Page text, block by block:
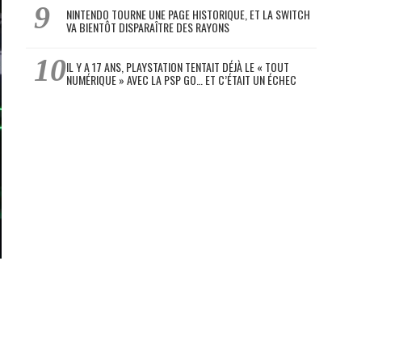
NINTENDO TOURNE UNE PAGE HISTORIQUE, ET LA SWITCH
VA BIENTÔT DISPARAÎTRE DES RAYONS
IL Y A 17 ANS, PLAYSTATION TENTAIT DÉJÀ LE « TOUT
NUMÉRIQUE » AVEC LA PSP GO… ET C’ÉTAIT UN ÉCHEC